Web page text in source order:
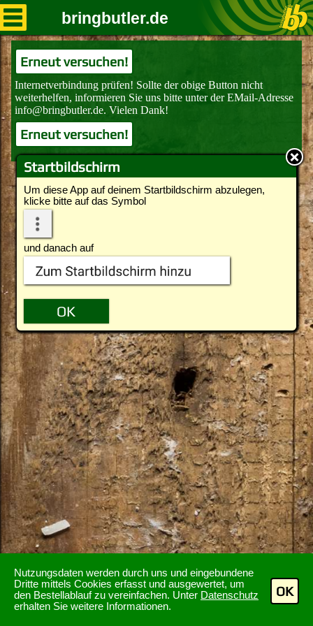
Nutzungsdaten werden durch uns und eingebundene
Dritte mittels Cookies erfasst und ausgewertet, um
den Bestellablauf zu vereinfachen. Unter Datenschutz
erhalten Sie weitere Informationen.
OK
Startbildschirm
Um diese App auf deinem Startbildschirm abzulegen,
klicke bitte auf das Symbol
und danach auf
bringbutler.de
Erneut versuchen!
Erneut versuchen!